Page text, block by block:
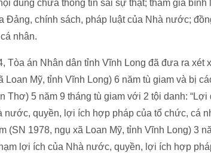
dung chứa thông tin sai sự thật; tham gia bình
Đảng, chính sách, pháp luật của Nhà nước;
nhân.
Tòa án Nhân dân tỉnh Vĩnh Long đã đưa ra xét
Mỹ, tỉnh Vĩnh Long) 6 năm tù giam và bị
Thơ) 5 năm 9 tháng tù giam với 2 tội danh:
quyền, lợi ích hợp pháp của tổ chức, cá
(SN 1978, ngụ xã Loan Mỹ, tỉnh Vĩnh Long) 3
lợi ích của Nhà nước, quyền, lợi ích hợp